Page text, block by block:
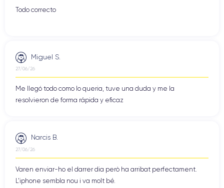
Todo correcto
Miguel S.
27/06/26
Me llegó todo como lo queria, tuve una duda y me la
resolvieron de forma rápida y eficaz
Narcis B.
27/06/26
Varen enviar-ho el darrer dia però ha arribat perfectament.
L'iphone sembla nou i va molt bé.